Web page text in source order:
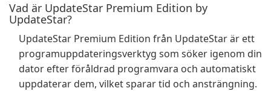
Vad är UpdateStar Premium Edition by
UpdateStar?
UpdateStar Premium Edition från UpdateStar är ett
programuppdateringsverktyg som söker igenom din
dator efter föråldrad programvara och automatiskt
uppdaterar dem, vilket sparar tid och ansträngning.